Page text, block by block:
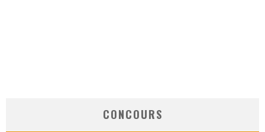
CONCOURS